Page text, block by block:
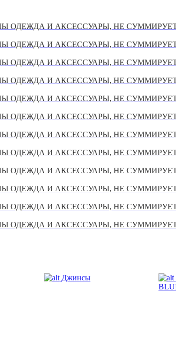
ОДЕЖДА И АКСЕССУАРЫ, НЕ
ОДЕЖДА И АКСЕССУАРЫ, НЕ
ОДЕЖДА И АКСЕССУАРЫ, НЕ
ОДЕЖДА И АКСЕССУАРЫ, НЕ
ОДЕЖДА И АКСЕССУАРЫ, НЕ
ОДЕЖДА И АКСЕССУАРЫ, НЕ
ОДЕЖДА И АКСЕССУАРЫ, НЕ
ОДЕЖДА И АКСЕССУАРЫ, НЕ
ОДЕЖДА И АКСЕССУАРЫ, НЕ
ОДЕЖДА И АКСЕССУАРЫ, НЕ
ОДЕЖДА И АКСЕССУАРЫ, НЕ
ОДЕЖДА И АКСЕССУАРЫ, НЕ
Джинсы